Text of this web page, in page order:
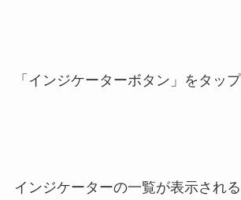
「インジケーターボタン」をタップ
インジケーターの一覧が表示される